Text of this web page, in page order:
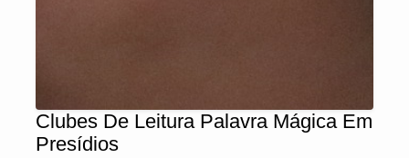
Clubes De Leitura Palavra Mágica Em
Presídios